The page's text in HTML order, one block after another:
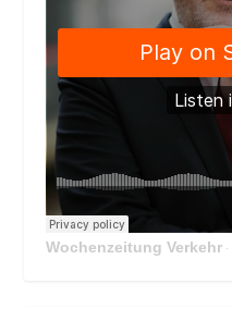
Wochenzeitung Verkehr ·